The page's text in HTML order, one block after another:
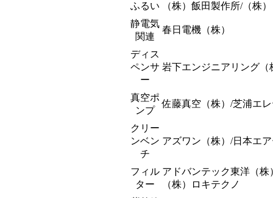
ふるい
（株）飯田製作所/（株
静電気
関連
春日電機（株）
ディス
ペンサ
ー
岩下エンジニアリング
真空ポ
ンプ
佐藤真空（株）/芝浦エ
クリー
ンベン
チ
アズワン（株）/日本エ
フィル
ター
アドバンテック東洋（
（株）ロキテクノ